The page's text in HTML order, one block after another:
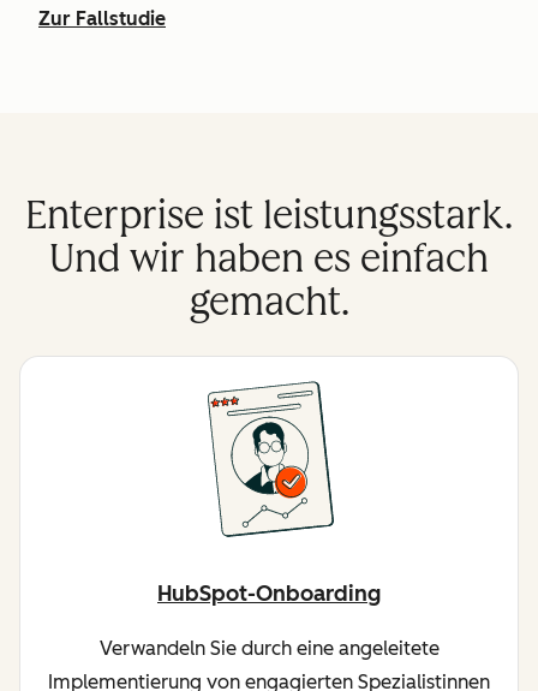
Zur Fallstudie
Enterprise ist leistungsstark.
Und wir haben es einfach
gemacht.
HubSpot-Onboarding
Verwandeln Sie durch eine angeleitete
Implementierung von engagierten Spezialistinnen